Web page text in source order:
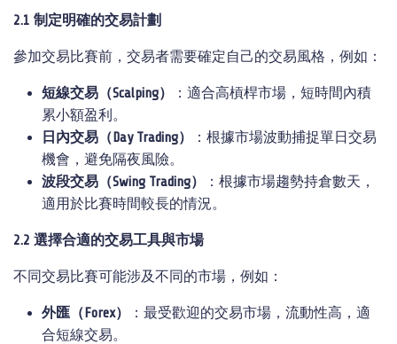
2.1 制定明確的交易計劃
參加交易比賽前，交易者需要確定自己的交易風格，例如：
短線交易（Scalping）
：適合高槓桿市場，短時間內積
累小額盈利。
日 內交易（Day Trading）
：根據市場波動捕捉單日交易
機會，避免隔夜風險。
波段交易（Swing Trading）
：根據市場趨勢持倉數天，
適用於比賽時間較長的情況。
2.2 選擇合適的交易工具與市場
不同交易比賽可能涉及不同的市場，例如：
外匯（Forex）
：最受歡迎的交易市場，流動性高，適
合短線交易。